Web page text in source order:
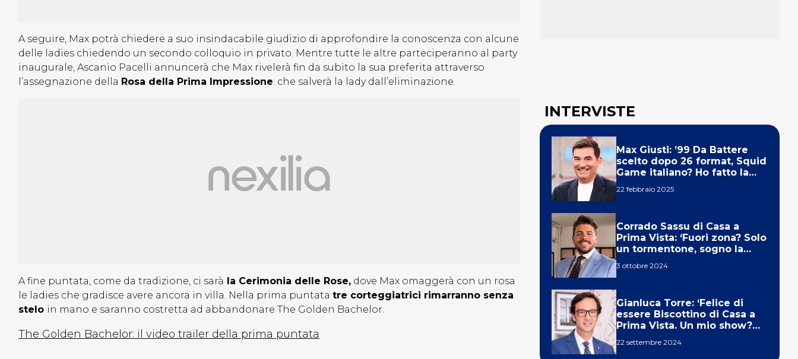
A seguire, Max potrà chiedere a suo insindacabile giudizio di approfondire la conoscenza con alcune
delle ladies chiedendo un secondo colloquio in privato. Mentre tutte le altre parteciperanno al party
inaugurale, Ascanio Pacelli annuncerà che Max rivelerà fin da subito la sua preferita attraverso
l’assegnazione della Rosa della Prima Impressione. che salverà la lady dall’eliminazione.
A fine puntata, come da tradizione, ci sarà la Cerimonia delle Rose, dove Max omaggerà con un rosa
le ladies che gradisce avere ancora in villa. Nella prima puntata tre corteggiatrici rimarranno senza
stelo in mano e saranno costretta ad abbandonare The Golden Bachelor.
The Golden Bachelor: il video trailer della prima puntata
INTERVISTE
Max Giusti: ’99 Da Battere
scelto dopo 26 format, Squid
Game italiano? Ho fatto la
22 febbraio 2025
Corrado Sassu di Casa a
Prima Vista: ‘Fuori zona? Solo
un tormentone, sogno la
3 ottobre 2024
Gianluca Torre: ‘Felice di
essere Biscottino di Casa a
Prima Vista. Un mio show?
22 settembre 2024